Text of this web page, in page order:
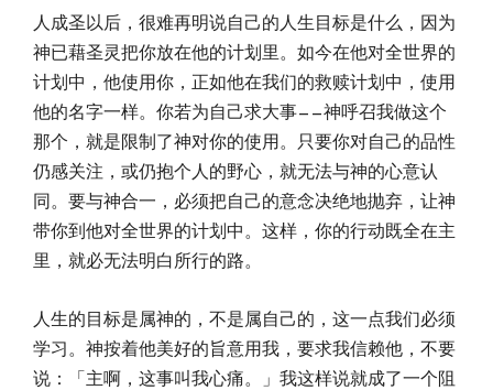
人成圣以后，很难再明说自己的人生目标是什么，因为
神已藉圣灵把你放在他的计划里。如今在他对全世界的
计划中，他使用你，正如他在我们的救赎计划中，使用
他的名字一样。你若为自己求大事——神呼召我做这个
那个，就是限制了神对你的使用。只要你对自己的品性
仍感关注，或仍抱个人的野心，就无法与神的心意认
同。要与神合一，必须把自己的意念决绝地抛弃，让神
带你到他对全世界的计划中。这样，你的行动既全在主
里，就必无法明白所行的路。
人生的目标是属神的，不是属自己的，这一点我们必须
学习。神按着他美好的旨意用我，要求我信赖他，不要
说：「主啊，这事叫我心痛。」我这样说就成了一个阻